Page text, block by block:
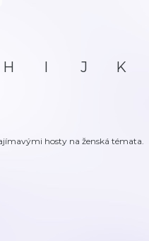
H I J K
hosty na ženská témata.